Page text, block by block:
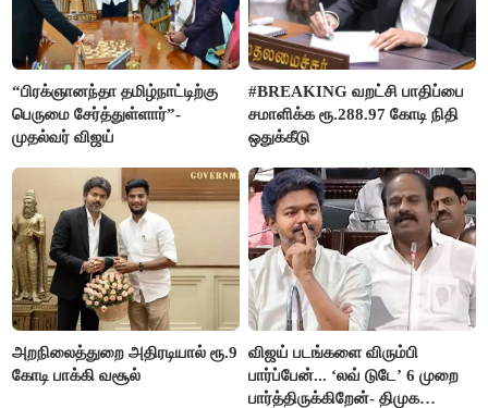
“பிரக்ஞானந்தா தமிழ்நாட்டிற்கு
பெருமை சேர்த்துள்ளார்”-
முதல்வர் விஜய்
#BREAKING வறட்சி பாதிப்பை
சமாளிக்க ரூ.288.97 கோடி நிதி
ஒதுக்கீடு
அறநிலைத்துறை அதிரடியால் ரூ.9
கோடி பாக்கி வசூல்
விஜய் படங்களை விரும்பி
பார்ப்பேன்... ‘லவ் டுடே’ 6 முறை
பார்த்திருக்கிறேன்- திமுக